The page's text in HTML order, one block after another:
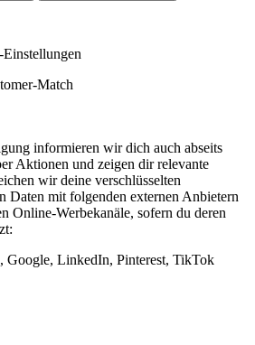
Match
informieren wir dich auch abseits
Aktionen und zeigen dir relevante
wir deine verschlüsselten
Daten mit folgenden externen Anbietern
Online-Werbekanäle, sofern du deren
Google, LinkedIn, Pinterest, TikTok